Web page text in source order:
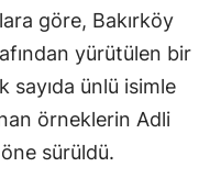
göre, Bakırköy
yürütülen bir
sayıda ünlü isimle
örneklerin Adli
sürüldü.